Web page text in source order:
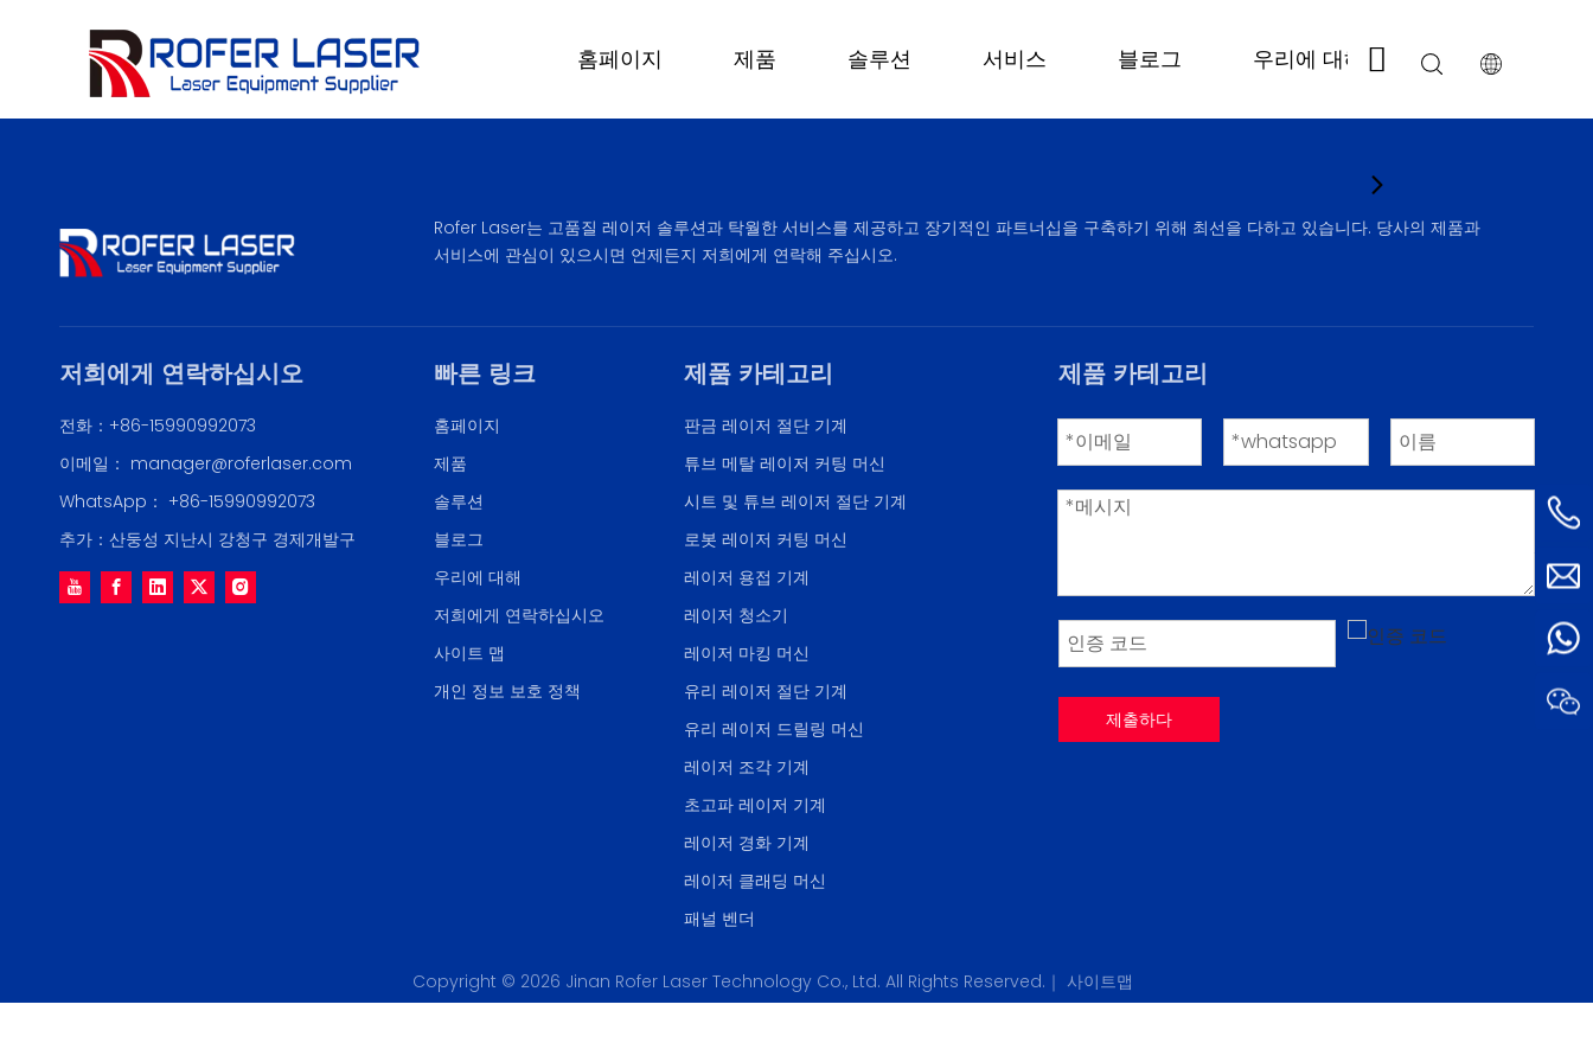
홈페이지 제품 솔루션 서비스 블로그 우리에 대해 저희에게 연락
Rofer Laser는 고품질 레이저 솔루션과 탁월한 서비스를 제공하고 장기적인 파트너십을 구축하기 위해 최선을 다하고 있습니다. 당사의 제품과
서비스에 관심이 있으시면 언제든지 저희에게 연락해 주십시오.
저희에게 연락하십시오
전화：+86-15990992073
이메일： manager@roferlaser.com
WhatsApp： +86-15990992073
추가：산둥성 지난시 강청구 경제개발구
빠른 링크
홈페이지
제품
솔루션
블로그
우리에 대해
저희에게 연락하십시오
사이트 맵
개인 정보 보호 정책
제품 카테고리
판금 레이저 절단 기계
튜브 메탈 레이저 커팅 머신
시트 및 튜브 레이저 절단 기계
로봇 레이저 커팅 머신
레이저 용접 기계
레이저 청소기
레이저 마킹 머신
유리 레이저 절단 기계
유리 레이저 드릴링 머신
레이저 조각 기계
초고파 레이저 기계
레이저 경화 기계
레이저 클래딩 머신
패널 벤더
제품 카테고리
제출하다
Copyright © 2026 Jinan Rofer Laser Technology Co., Ltd. All Rights Reserved.｜ 사이트맵